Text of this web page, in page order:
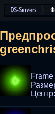
DS-Servers